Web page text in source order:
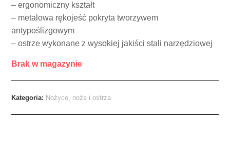
– ergonomiczny kształt
– metalowa rękojeść pokryta tworzywem
antypoślizgowym
– ostrze wykonane z wysokiej jakiści stali narzędziowej
Brak w magazynie
Kategoria: Nożyce, noże i ostrza